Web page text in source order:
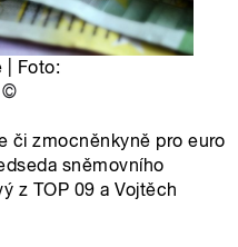
| Foto:
©
či zmocněnkyně pro euro
sněmovního
z TOP 09 a Vojtěch